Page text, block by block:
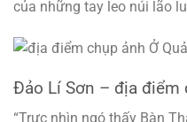
của những tay leo núi lão
Đảo Lí Sơn – địa điểm
“Trực nhìn ngó thấy Bàn